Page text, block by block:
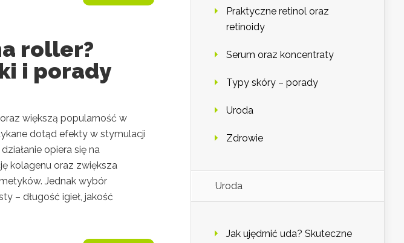
roller?
i porady
większą popularność w
dotąd efekty w stymulacji
opiera się na
kolagenu oraz zwiększa
Jednak wybór
– długość igieł, jakość
Praktyczne retinol oraz
retinoidy
Serum oraz koncentraty
Typy skóry – porady
Uroda
Zdrowie
Uroda
Jak ujędrnić uda? Skuteczne